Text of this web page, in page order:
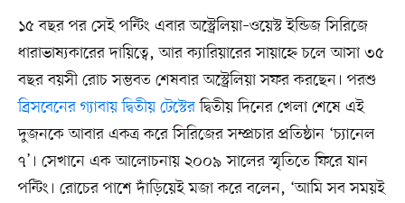
১৫ বছর পর সেই পন্টিং এবার অস্ট্রেলিয়া–ওয়েস্ট ইন্ডিজ সিরিজে
ধারাভাষ্যকারের দায়িত্বে, আর ক্যারিয়ারের সায়াহ্নে চলে আসা ৩৫
বছর বয়সী রোচ সম্ভবত শেষবার অস্ট্রেলিয়া সফর করছেন। পরশু
ব্রিসবেনের গ্যাবায় দ্বিতীয় টেস্টেরদ্বিতীয় দিনের খেলা শেষে এই
দুজনকে আবার একত্র করে সিরিজের সম্প্রচার প্রতিষ্ঠান ‘চ্যানেল
৭’। সেখানে এক আলোচনায় ২০০৯ সালের স্মৃতিতে ফিরে যান
পন্টিং। রোচের পাশে দাঁড়িয়েই মজা করে বলেন, ‘আমি সব সময়ই